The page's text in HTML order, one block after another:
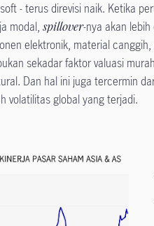
- terus direvisi naik. Ketika
modal,spillover-nya akan
elektronik, material
sekadar faktor valuasi
Dan hal ini juga tercermin
volatilitas global yang terjadi.